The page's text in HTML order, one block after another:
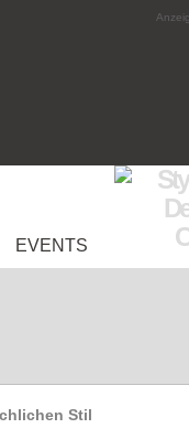
EVENTS
Stil